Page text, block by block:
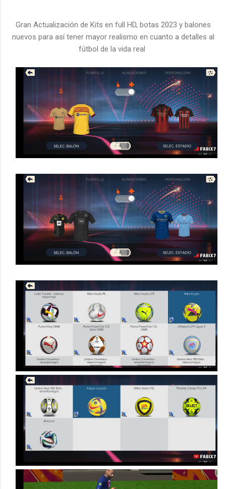
Gran Actualización de Kits en full HD, botas 2023 y balones
nuevos para así tener mayor realismo en cuanto a detalles al
fútbol de la vida real